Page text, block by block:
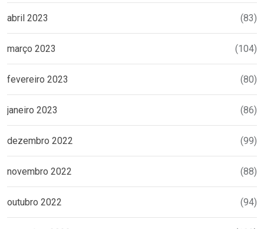
abril 2023 (83)
março 2023 (104)
fevereiro 2023 (80)
janeiro 2023 (86)
dezembro 2022 (99)
novembro 2022 (88)
outubro 2022 (94)